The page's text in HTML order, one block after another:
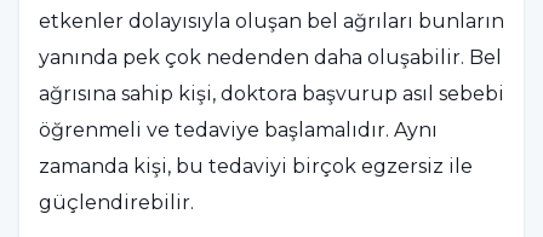
etkenler dolayısıyla oluşan bel ağrıları bunların
yanında pek çok nedenden daha oluşabilir. Bel
ağrısına sahip kişi, doktora başvurup asıl sebebi
öğrenmeli ve tedaviye başlamalıdır. Aynı
zamanda kişi, bu tedaviyi birçok egzersiz ile
güçlendirebilir.